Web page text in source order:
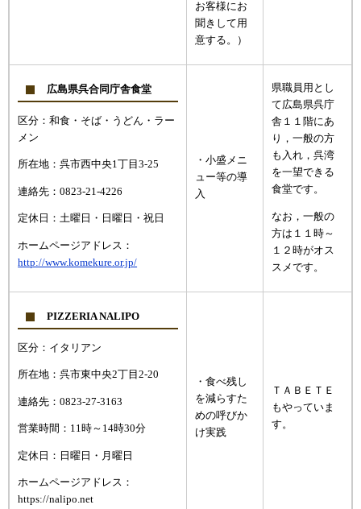
お客様にお
聞きして用
意する。）
広島県呉合同庁舎食堂
区分：和食・そば・うどん・ラー
メン
所在地：呉市西中央1丁目3-25
連絡先：0823-21-4226
定休日：土曜日・日曜日・祝日
ホームページアドレス：
http://www.komekure.or.jp/
・小盛メニ
ュー等の導
入
県職員用とし
て広島県呉庁
舎１１階にあ
り，一般の方
も入れ，呉湾
を一望できる
食堂です。
なお，一般の
方は１１時～
１２時がオス
スメです。
PIZZERIA NALIPO
区分：イタリアン
所在地：呉市東中央2丁目2-20
連絡先：0823-27-3163
営業時間：11時～14時30分
定休日：日曜日・月曜日
ホームページアドレス：
https://nalipo.net
・食べ残し
を減らすた
めの呼びか
け実践
ＴＡＢＥＴＥ
もやっていま
す。